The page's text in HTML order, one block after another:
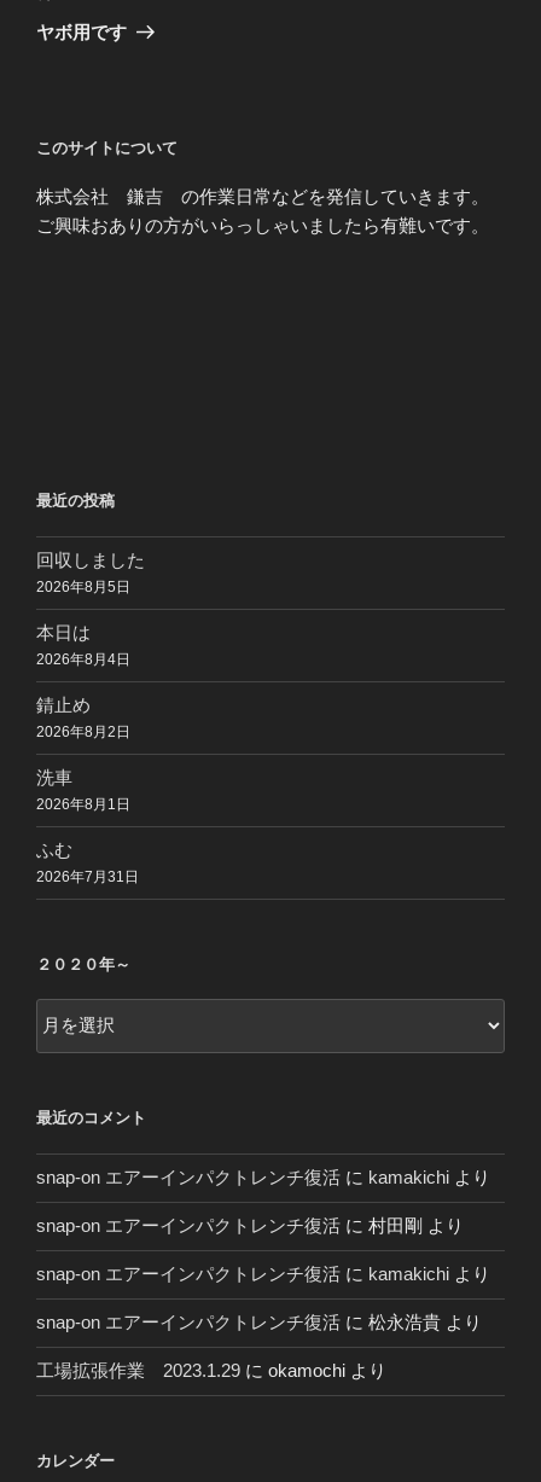
ゲ
ン
の
ヤボ用です
このサイトについて
株式会社 鎌吉 の作業日常などを発信していきます。
ご興味おありの方がいらっしゃいましたら有難いです。
最近の投稿
回収しました
2026年8月5日
本日は
2026年8月4日
錆止め
2026年8月2日
洗車
2026年8月1日
ふむ
2026年7月31日
２０２０年～
０
年
～
最近のコメント
snap-on エアーインパクトレンチ復活 に kamakichi より
snap-on エアーインパクトレンチ復活 に 村田剛 より
snap-on エアーインパクトレンチ復活 に kamakichi より
snap-on エアーインパクトレンチ復活 に 松永浩貴 より
工場拡張作業 2023.1.29 に okamochi より
カレンダー